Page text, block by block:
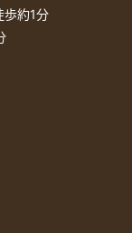
歩約1分